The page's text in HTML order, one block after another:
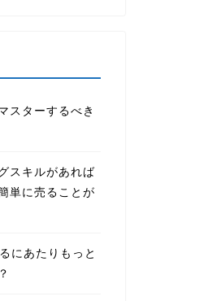
スターするべき
スキルがあれば
単に売ることが
にあたりもっと